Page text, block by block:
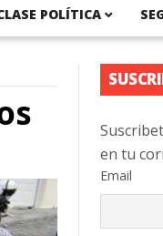
POLÍTICA
en tu
Email